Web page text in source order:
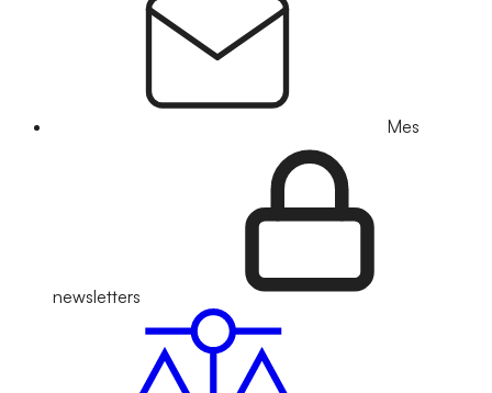
Mes
newsletters